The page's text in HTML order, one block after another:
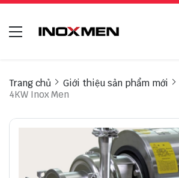
Trang chủ Giới thiệu sản phẩm mới
4KW Inox Men